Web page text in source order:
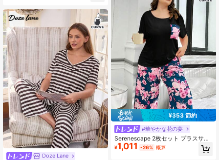
Doze Lane
¥353 節約
#華やかな花の宴
Serenescape 2枚セット プラスサイ
ズ コントラスト フローラル プリン
ト ポケット 半袖トップ & クロップド
¥1,011 -26% 概算